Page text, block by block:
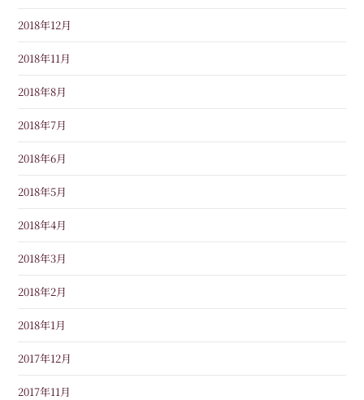
2018年12月
2018年11月
2018年8月
2018年7月
2018年6月
2018年5月
2018年4月
2018年3月
2018年2月
2018年1月
2017年12月
2017年11月